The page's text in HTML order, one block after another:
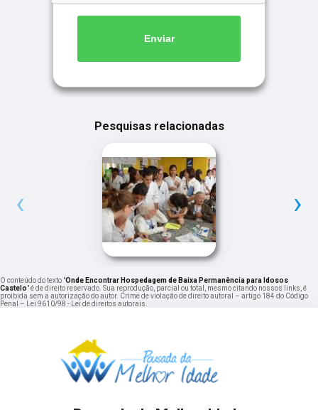
Enviar
Pesquisas relacionadas
‹ ›
O conteúdo do texto "Onde Encontrar Hospedagem de Baixa Permanência para Idosos
Castelo" é de direito reservado. Sua reprodução, parcial ou total, mesmo citando nossos links, é
proibida sem a autorização do autor. Crime de violação de direito autoral – artigo 184 do Código
Penal –
Lei 9610/98 - Lei de direitos autorais